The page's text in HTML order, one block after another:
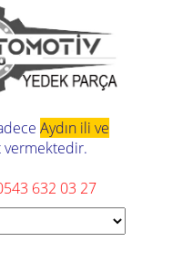
Aydın ili ve
vermektedir.
632 03 27